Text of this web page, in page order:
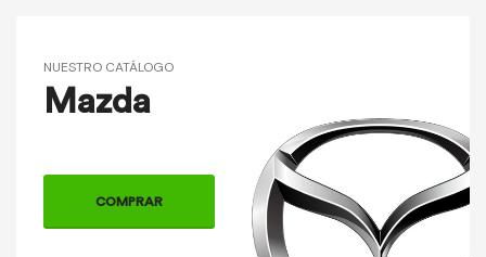
NUESTRO CATÁLOGO
Mazda
COMPRAR